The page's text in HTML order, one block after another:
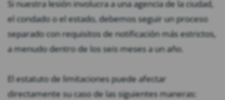
Si nuestra lesión involucra a una agencia de la ciudad,
el condado o el estado, debemos seguir un proceso
separado con requisitos de notificación más estrictos,
a menudo dentro de los seis meses a un año.
El estatuto de limitaciones puede afectar
directamente su caso de las siguientes maneras: